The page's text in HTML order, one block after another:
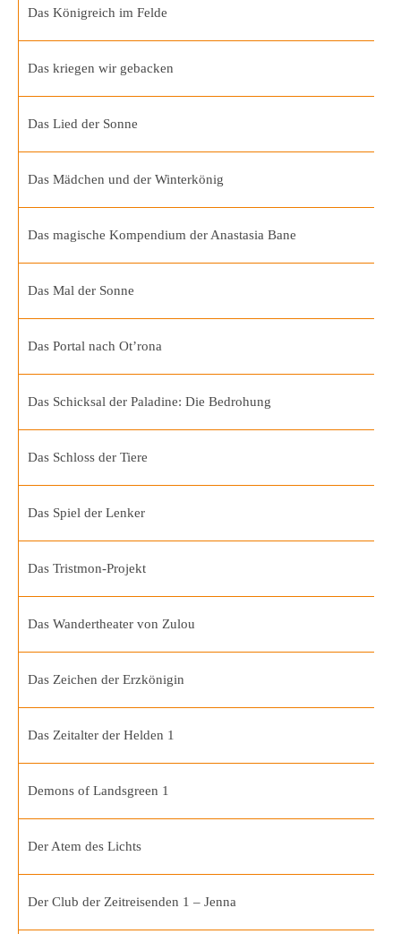
Das Königreich im Felde
Das kriegen wir gebacken
Das Lied der Sonne
Das Mädchen und der Winterkönig
Das magische Kompendium der Anastasia Bane
Das Mal der Sonne
Das Portal nach Ot’rona
Das Schicksal der Paladine: Die Bedrohung
Das Schloss der Tiere
Das Spiel der Lenker
Das Tristmon-Projekt
Das Wandertheater von Zulou
Das Zeichen der Erzkönigin
Das Zeitalter der Helden 1
Demons of Landsgreen 1
Der Atem des Lichts
Der Club der Zeitreisenden 1 – Jenna